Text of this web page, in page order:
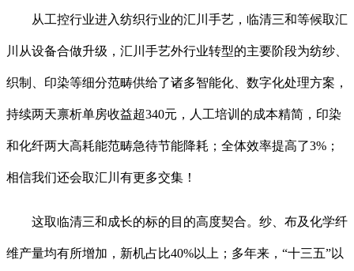
从工控行业进入纺织行业的汇川手艺，临清三和等候取汇
川从设备合做升级，汇川手艺外行业转型的主要阶段为纺纱、
织制、印染等细分范畴供给了诸多智能化、数字化处理方案，
持续两天禀析单房收益超340元，人工培训的成本精简，印染
和化纤两大高耗能范畴急待节能降耗；全体效率提高了3%；
相信我们还会取汇川有更多交集！
这取临清三和成长的标的目的高度契合。纱、布及化学纤
维产量均有所增加，新机占比40%以上；多年来，“十三五”以